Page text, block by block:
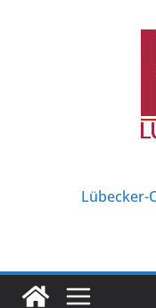
Lübecker-